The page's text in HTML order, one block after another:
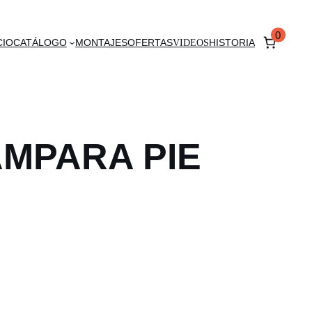
CATÁLOGO MONTAJESOFERTASVIDEOSHISTORIA
0
PIE